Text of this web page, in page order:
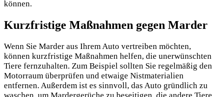
können.
Kurzfristige Maßnahmen gegen Marder
Wenn Sie Marder aus Ihrem Auto vertreiben möchten,
können kurzfristige Maßnahmen helfen, die unerwünschten
Tiere fernzuhalten. Zum Beispiel sollten Sie regelmäßig den
Motorraum überprüfen und etwaige Nistmaterialien
entfernen. Außerdem ist es sinnvoll, das Auto gründlich zu